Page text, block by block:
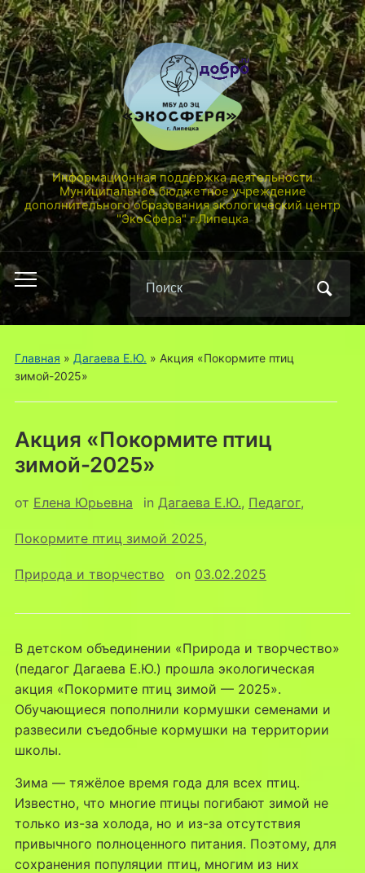
Информационная поддержка деятельности
Муниципальное бюджетное учреждение
дополнительного образования экологический центр
"ЭкоСфера" г.Липецка
Переключить
мобильное
меню
Поиск
по:
Главная » Дагаева Е.Ю. » Акция «Покормите птиц
зимой-2025»
Акция «Покормите птиц
зимой-2025»
от Елена Юрьевна in Дагаева Е.Ю., Педагог,
Покормите птиц зимой 2025,
Природа и творчество on 03.02.2025
В детском объединении «Природа и творчество»
(педагог Дагаева Е.Ю.) прошла экологическая
акция «Покормите птиц зимой — 2025».
Обучающиеся пополнили кормушки семенами и
развесили съедобные кормушки на территории
школы.
Зима — тяжёлое время года для всех птиц.
Известно, что многие птицы погибают зимой не
только из-за холода, но и из-за отсутствия
привычного полноценного питания. Поэтому, для
сохранения популяции птиц, многим из них